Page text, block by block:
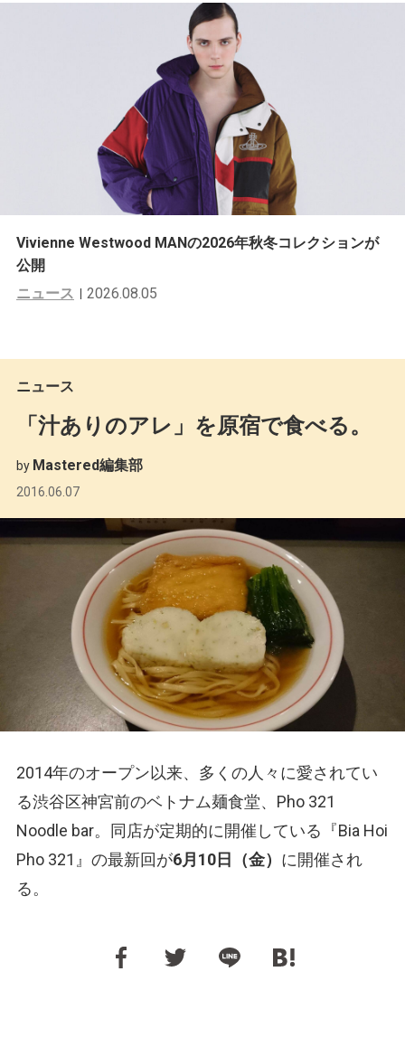
Vivienne Westwood MANの2026年秋冬コレクションが
公開
ニュース
2026.08.05
ニュース
「汁ありのアレ」を原宿で食べる。
by Mastered編集部
2016.06.07
2014年のオープン以来、多くの人々に愛されてい
る渋谷区神宮前のベトナム麺食堂、Pho 321
Noodle bar。同店が定期的に開催している『Bia Hoi
Pho 321』の最新回が6月10日（金） に開催され
る。